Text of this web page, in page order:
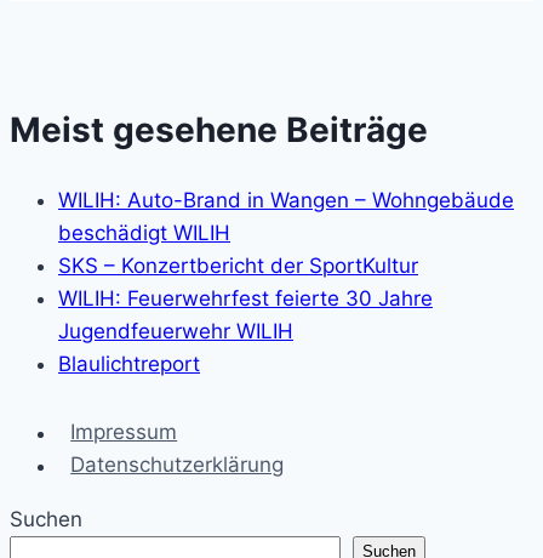
Meist gesehene Beiträge
WILIH: Auto-Brand in Wangen – Wohngebäude
beschädigt WILIH
SKS – Konzertbericht der SportKultur
WILIH: Feuerwehrfest feierte 30 Jahre
Jugendfeuerwehr WILIH
Blaulichtreport
Impressum
Datenschutzerklärung
Suchen
Suchen